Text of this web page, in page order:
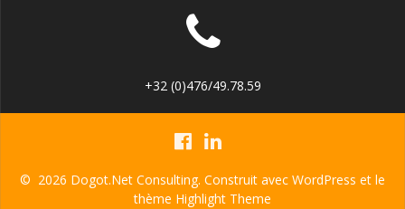
+32 (0)476/49.78.59
© 2026 Dogot.Net Consulting. Construit avec WordPress et le
thème Highlight Theme